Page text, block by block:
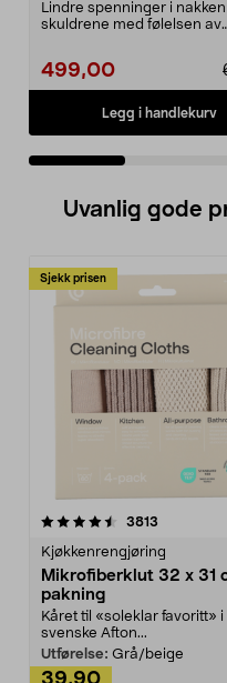
Lindre spenninger i
skuldrene med følelsen av
499,00
Legg i handlekurv
Uvanlig gode
Sjekk prisen
3813
Kjøkkenrengjøring
Mikrofiberklut 32 x 31
pakning
Kåret til «soleklar favoritt» i
svenske Afton...
Utførelse: Grå/beige
4.5av 5 stjerner